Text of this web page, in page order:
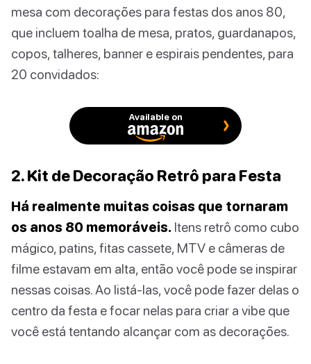
mesa com decorações para festas dos anos 80,
que incluem toalha de mesa, pratos, guardanapos,
copos, talheres, banner e espirais pendentes, para
20 convidados:
Available on
2. Kit de Decoração Retrô para Festa
Há realmente muitas coisas que tornaram
os anos 80 memoráveis. Itens retrô como cubo
mágico, patins, fitas cassete, MTV e câmeras de
filme estavam em alta, então você pode se inspirar
nessas coisas. Ao listá-las, você pode fazer delas o
centro da festa e focar nelas para criar a vibe que
você está tentando alcançar com as decorações.